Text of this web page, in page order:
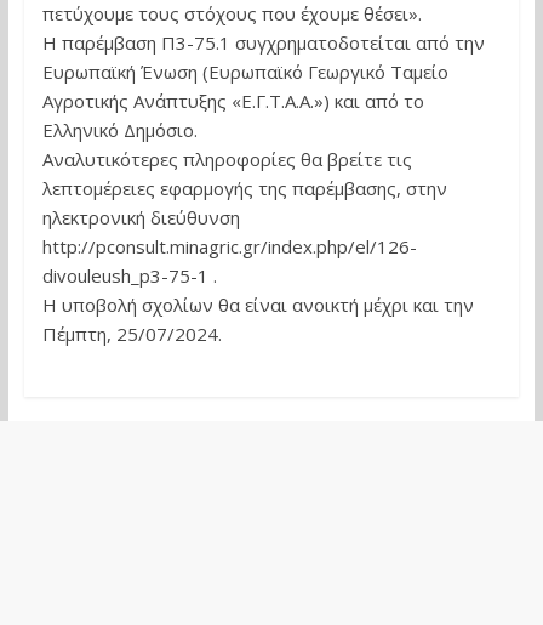
πετύχουμε τους στόχους που έχουμε θέσει».
Η παρέμβαση Π3-75.1 συγχρηματοδοτείται από την
Ευρωπαϊκή Ένωση (Ευρωπαϊκό Γεωργικό Ταμείο
Αγροτικής Ανάπτυξης «Ε.Γ.Τ.Α.Α.») και από το
Ελληνικό Δημόσιο.
Αναλυτικότερες πληροφορίες θα βρείτε τις
λεπτομέρειες εφαρμογής της παρέμβασης, στην
ηλεκτρονική διεύθυνση
http://pconsult.minagric.gr/index.php/el/126-
divouleush_p3-75-1 .
Η υποβολή σχολίων θα είναι ανοικτή μέχρι και την
Πέμπτη, 25/07/2024.